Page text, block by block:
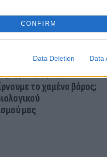
CONFIRM
Data Deletion Data
το χαμένο βάρος;
μας